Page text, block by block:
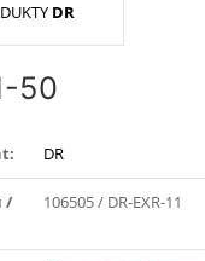
DR
50
DR
/
106505 / DR-EXR-11